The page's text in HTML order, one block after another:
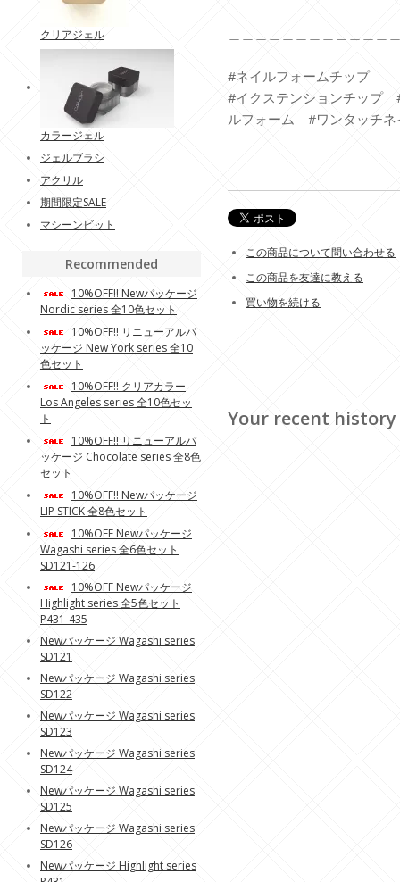
#ネイルフォームチップ
#イクステンションチップ
ルフォーム #ワンタッチネ
この商品について問い合わせる
この商品を友達に教える
買い物を続ける
Your recent history
クリアジェル
カラージェル
ジェルブラシ
アクリル
期間限定SALE
マシーンビット
Recommended
10%OFF!! Newパッケージ
Nordic series 全10色セット
10%OFF!! リニューアルパ
ッケージ New York series 全10
色セット
10%OFF!! クリアカラー
Los Angeles series 全10色セッ
ト
10%OFF!! リニューアルパ
ッケージ Chocolate series 全8色
セット
10%OFF!! Newパッケージ
LIP STICK 全8色セット
10%OFF Newパッケージ
Wagashi series 全6色セット
SD121-126
10%OFF Newパッケージ
Highlight series 全5色セット
P431-435
Newパッケージ Wagashi series
SD121
Newパッケージ Wagashi series
SD122
Newパッケージ Wagashi series
SD123
Newパッケージ Wagashi series
SD124
Newパッケージ Wagashi series
SD125
Newパッケージ Wagashi series
SD126
Newパッケージ Highlight series